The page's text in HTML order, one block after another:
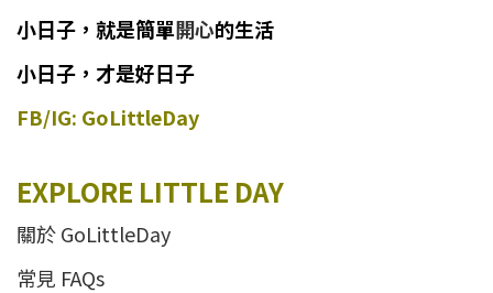
小日子 ， 就是簡單開心的生活
小日子，才是好日子
FB/IG: GoLittleDay
EXPLORE LITTLE DAY
關於 GoLittleDay
常見 FAQs